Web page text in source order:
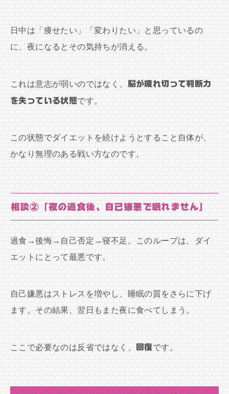
日中は「痩せたい」「変わりたい」と思っているの
に、夜になるとその気持ちが消える。
これは意志が弱いのではなく、 脳が疲れ切って判断力
を失っている状態です。
この状態でダイエットを続けようとすること自体が、
かなり無理のある戦い方なのです。
相談②「夜の過食後、自己嫌悪で眠れません」
過食→後悔→自己否定→寝不足。このループは、ダイ
エットにとって最悪です。
自己嫌悪はストレスを増やし、睡眠の質をさらに下げ
ます。その結果、翌日もまた夜に食べてしまう。
ここで必要なのは反省ではなく、 回復です。